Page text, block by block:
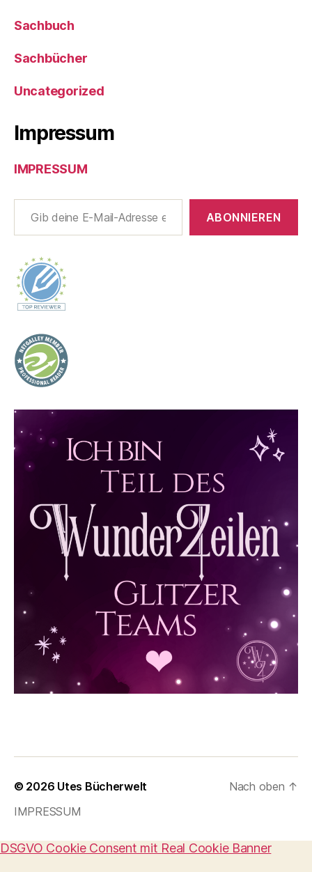
Sachbuch
Sachbücher
Uncategorized
Impressum
IMPRESSUM
Gib deine E-Mail-Adresse ein ...
ABONNIEREN
© 2026 Utes Bücherwelt
IMPRESSUM
Nach oben ↑
DSGVO Cookie Consent mit Real Cookie Banner